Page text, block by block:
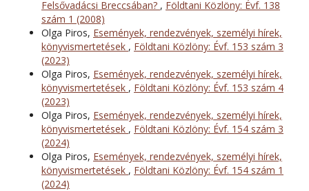
Felsővadácsi Breccsában? , Földtani Közlöny: Évf. 138
szám 1 (2008)
Olga Piros, Események, rendezvények, személyi hírek,
könyvismertetések , Földtani Közlöny: Évf. 153 szám 3
(2023)
Olga Piros, Események, rendezvények, személyi hírek,
könyvismertetések , Földtani Közlöny: Évf. 153 szám 4
(2023)
Olga Piros, Események, rendezvények, személyi hírek,
könyvismertetések , Földtani Közlöny: Évf. 154 szám 3
(2024)
Olga Piros, Események, rendezvények, személyi hírek,
könyvismertetések , Földtani Közlöny: Évf. 154 szám 1
(2024)